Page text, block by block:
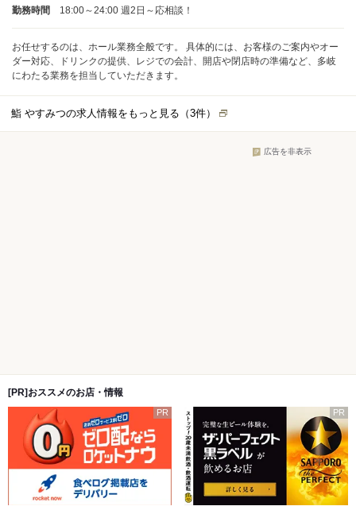
勤務時間
18:00～24:00 週2日～応相談！
お任せするのは、ホール業務全般です。 具体的には、お客様のご案内やオー
ダー対応、ドリンクの提供、レジでの会計、開店や閉店時の準備など、多岐
にわたる業務を担当していただきます。
鮨 やすみつの求人情報をもっと見る（3件）
広告を非表示
[PR]おススメのお店・情報
PR PR